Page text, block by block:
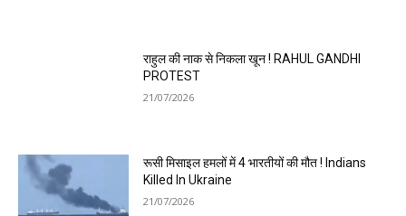
राहुल की नाक से निकला खून ! RAHUL GANDHI
PROTEST
21/07/2026
रूसी मिसाइल हमलों में 4 भारतीयों की मौत ! Indians
Killed In Ukraine
21/07/2026